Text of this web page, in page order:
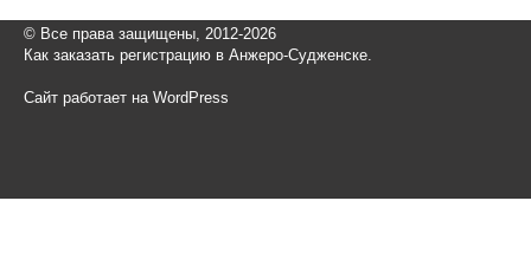
© Все права защищены, 2012-2026
Как заказать регистрацию в Анжеро-Судженске.
Сайт работает на WordPress